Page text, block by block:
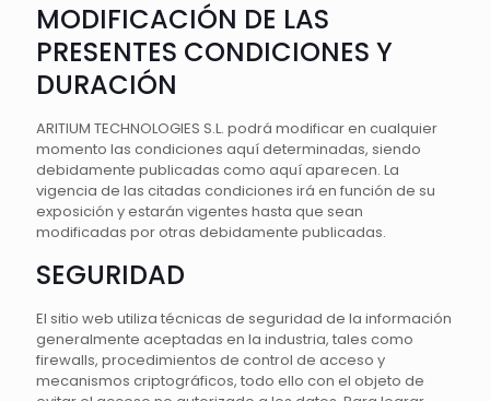
MODIFICACIÓN DE LAS
PRESENTES CONDICIONES Y
DURACIÓN
ARITIUM TECHNOLOGIES S.L. podrá modificar en cualquier
momento las condiciones aquí determinadas, siendo
debidamente publicadas como aquí aparecen. La
vigencia de las citadas condiciones irá en función de su
exposición y estarán vigentes hasta que sean
modificadas por otras debidamente publicadas.
SEGURIDAD
El sitio web utiliza técnicas de seguridad de la información
generalmente aceptadas en la industria, tales como
firewalls, procedimientos de control de acceso y
mecanismos criptográficos, todo ello con el objeto de